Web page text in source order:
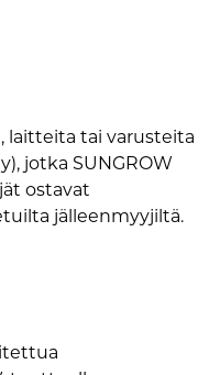
laitteita tai varusteita
jotka SUNGROW
ostavat
jälleenmyyjiltä.